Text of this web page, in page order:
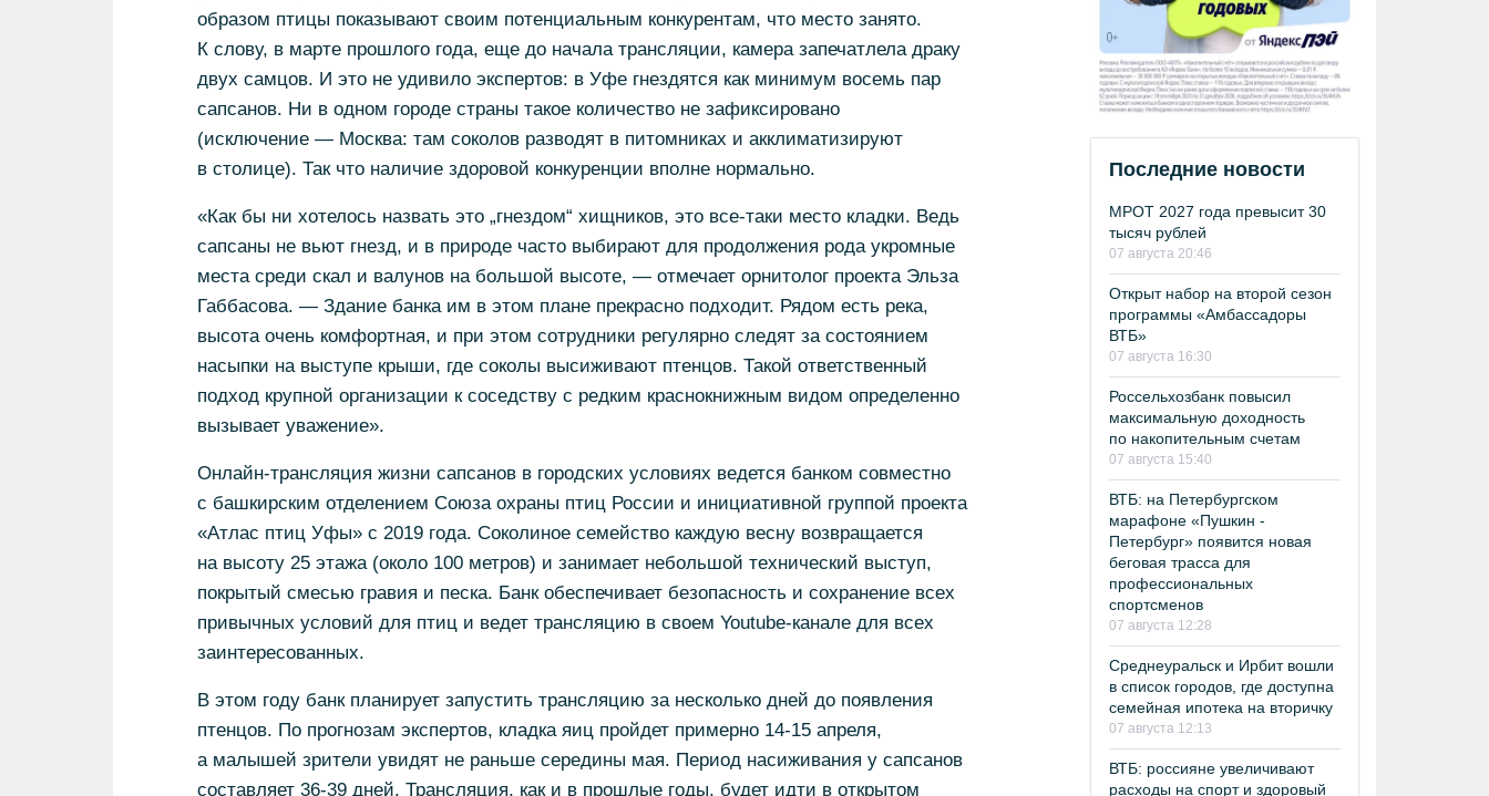
образом птицы показывают своим потенциальным конкурентам, что место занято.
К слову, в марте прошлого года, еще до начала трансляции, камера запечатлела драку
двух самцов. И это не удивило экспертов: в Уфе гнездятся как минимум восемь пар
сапсанов. Ни в одном городе страны такое количество не зафиксировано
(исключение — Москва: там соколов разводят в питомниках и акклиматизируют
в столице). Так что наличие здоровой конкуренции вполне нормально.
«Как бы ни хотелось назвать это „гнездом“ хищников, это все-таки место кладки. Ведь
сапсаны не вьют гнезд, и в природе часто выбирают для продолжения рода укромные
места среди скал и валунов на большой высоте, — отмечает орнитолог проекта Эльза
Габбасова. — Здание банка им в этом плане прекрасно подходит. Рядом есть река,
высота очень комфортная, и при этом сотрудники регулярно следят за состоянием
насыпки на выступе крыши, где соколы высиживают птенцов. Такой ответственный
подход крупной организации к соседству с редким краснокнижным видом определенно
вызывает уважение».
Онлайн-трансляция жизни сапсанов в городских условиях ведется банком совместно
с башкирским отделением Союза охраны птиц России и инициативной группой проекта
«Атлас птиц Уфы» с 2019 года. Соколиное семейство каждую весну возвращается
на высоту 25 этажа (около 100 метров) и занимает небольшой технический выступ,
покрытый смесью гравия и песка. Банк обеспечивает безопасность и сохранение всех
привычных условий для птиц и ведет трансляцию в своем Youtube-канале для всех
заинтересованных.
В этом году банк планирует запустить трансляцию за несколько дней до появления
птенцов. По прогнозам экспертов, кладка яиц пройдет примерно 14-15 апреля,
а малышей зрители увидят не раньше середины мая. Период насиживания у сапсанов
составляет 36-39 дней. Трансляция, как и в прошлые годы, будет идти в открытом
Последние новости
МРОТ 2027 года превысит 30
тысяч рублей
07 августа 20:46
Открыт набор на второй сезон
программы «Амбассадоры
ВТБ»
07 августа 16:30
Россельхозбанк повысил
максимальную доходность
по накопительным счетам
07 августа 15:40
ВТБ: на Петербургском
марафоне «Пушкин -
Петербург» появится новая
беговая трасса для
профессиональных
спортсменов
07 августа 12:28
Среднеуральск и Ирбит вошли
в список городов, где доступна
семейная ипотека на вторичку
07 августа 12:13
ВТБ: россияне увеличивают
расходы на спорт и здоровый